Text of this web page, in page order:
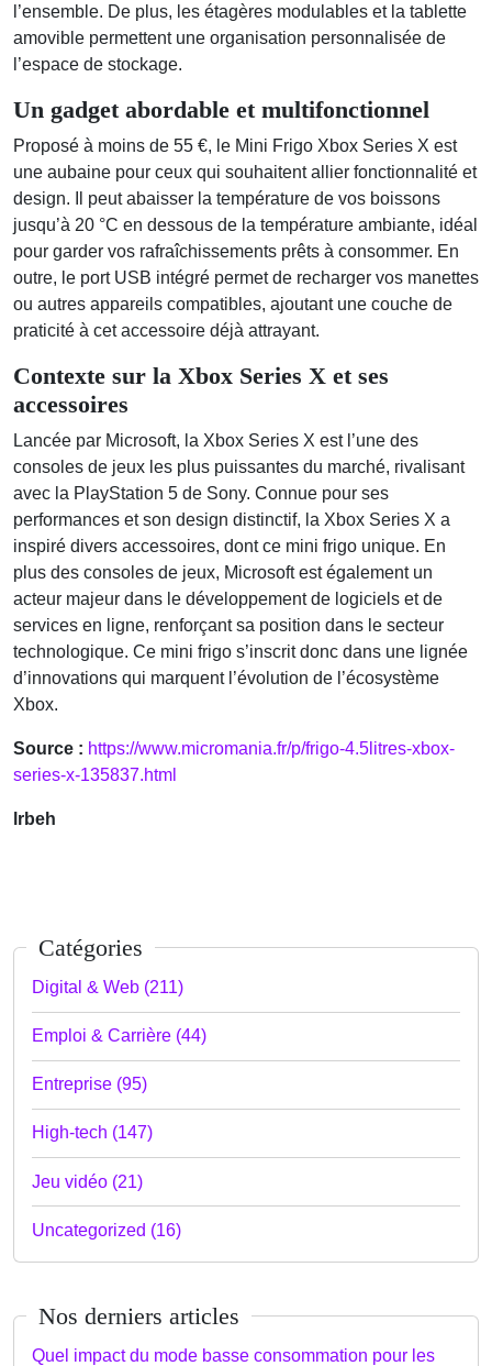
l’ensemble. De plus, les étagères modulables et la tablette
amovible permettent une organisation personnalisée de
l’espace de stockage.
Un gadget abordable et multifonctionnel
Proposé à moins de 55 €, le Mini Frigo Xbox Series X est
une aubaine pour ceux qui souhaitent allier fonctionnalité et
design. Il peut abaisser la température de vos boissons
jusqu’à 20 °C en dessous de la température ambiante, idéal
pour garder vos rafraîchissements prêts à consommer. En
outre, le port USB intégré permet de recharger vos manettes
ou autres appareils compatibles, ajoutant une couche de
praticité à cet accessoire déjà attrayant.
Contexte sur la Xbox Series X et ses
accessoires
Lancée par Microsoft, la Xbox Series X est l’une des
consoles de jeux les plus puissantes du marché, rivalisant
avec la PlayStation 5 de Sony. Connue pour ses
performances et son design distinctif, la Xbox Series X a
inspiré divers accessoires, dont ce mini frigo unique. En
plus des consoles de jeux, Microsoft est également un
acteur majeur dans le développement de logiciels et de
services en ligne, renforçant sa position dans le secteur
technologique. Ce mini frigo s’inscrit donc dans une lignée
d’innovations qui marquent l’évolution de l’écosystème
Xbox.
Source : https://www.micromania.fr/p/frigo-4.5litres-xbox-
series-x-135837.html
lrbeh
Catégories
Digital & Web (211)
Emploi & Carrière (44)
Entreprise (95)
High-tech (147)
Jeu vidéo (21)
Uncategorized (16)
Nos derniers articles
Quel impact du mode basse consommation pour les